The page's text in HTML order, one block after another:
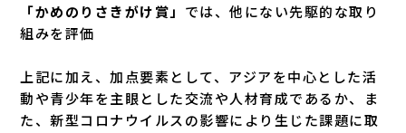
「かめのりさきがけ賞」 では、他にない先駆的な取り
組みを評価
上記に加え、加点要素として、アジアを中心とした活
動や青少年を主眼とした交流や人材育成であるか、ま
た、新型コロナウイルスの影響により生じた課題に取